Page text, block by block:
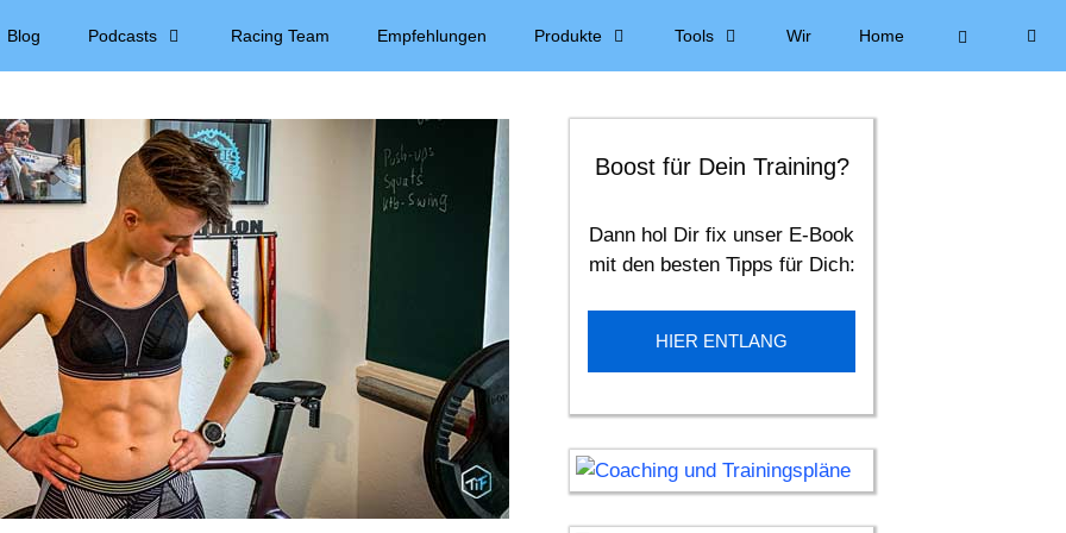
Blog Podcasts Racing Team Empfehlungen Produkte Tools Wir Home
Boost für Dein Training?
Dann hol Dir fix unser E-Book
mit den besten Tipps für Dich:
HIER ENTLANG